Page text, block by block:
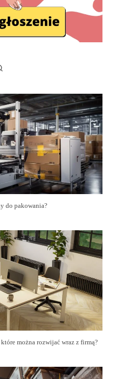
do pakowania?
można rozwijać wraz z firmą?